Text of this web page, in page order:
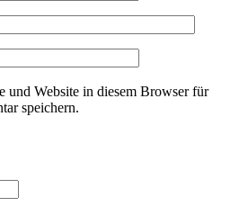
und Website in diesem Browser für
speichern.